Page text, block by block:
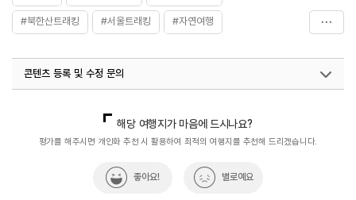
#북한산트래킹 #서울트래킹 #자연여행
#트래킹코스
콘텐츠 등록 및 수정 문의
해당 여행지가 마음에 드시나요?
평가를 해주시면 개인화 추천 시 활용하여 최적의 여행지를 추천해 드리겠습니다.
좋아요! 별로예요